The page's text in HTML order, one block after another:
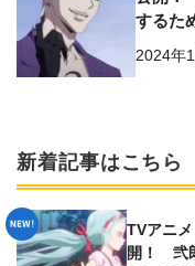
するた
2024年
新着記事はこちら
TVアニ
開！ 弐